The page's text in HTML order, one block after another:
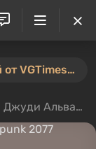
⚡️ Конкурс пользовательских статей от VGTimes продлён — участвуйте тут ⚡️
из Cyberpunk 2077